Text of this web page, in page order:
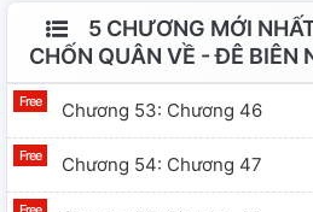
5 CHƯƠNG MỚI
CHỐN QUÂN VỀ - ĐÊ BIÊN
Chương 53: Chương 46
Chương 54: Chương 47